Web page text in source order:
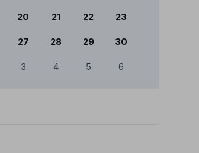
20 21 22 23
27 28 29 30
3 4 5 6